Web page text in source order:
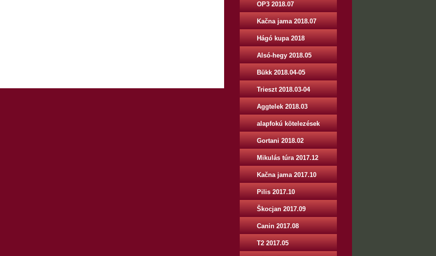
OP3 2018.07
Kačna jama 2018.07
Hágó kupa 2018
Alsó-hegy 2018.05
Bükk 2018.04-05
Trieszt 2018.03-04
Aggtelek 2018.03
alapfokú kötelezések
Gortani 2018.02
Mikulás túra 2017.12
Kačna jama 2017.10
Pilis 2017.10
Škocjan 2017.09
Canin 2017.08
T2 2017.05